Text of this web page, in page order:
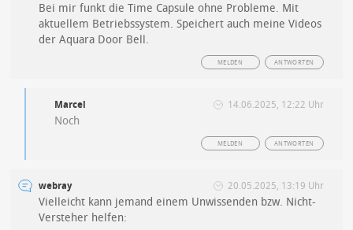
Bei mir funkt die Time Capsule ohne Probleme. Mit
aktuellem Betriebssystem. Speichert auch meine Videos
der Aquara Door Bell.
ANTWORTEN
MELDEN
Marcel 14.06.2025, 12:22 Uhr
Noch
ANTWORTEN
MELDEN
webray 20.05.2025, 13:19 Uhr
Vielleicht kann jemand einem Unwissenden bzw. Nicht-
Versteher helfen: